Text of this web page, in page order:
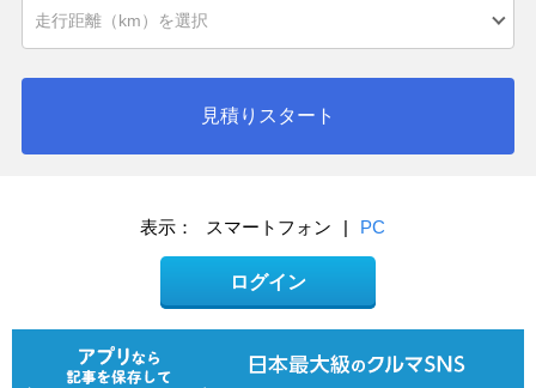
見積りスタート
表示： スマートフォン | PC
ログイン